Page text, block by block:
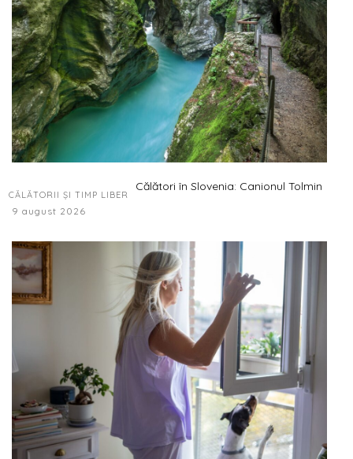
CĂLĂTORII ȘI TIMP LIBER
Călători în Slovenia: Canionul Tolmin
9 august 2026